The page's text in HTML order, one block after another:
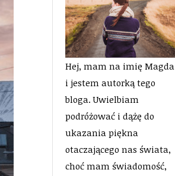
Hej, mam na imię Magda
i jestem autorką tego
bloga. Uwielbiam
podróżować i dążę do
ukazania piękna
otaczającego nas świata,
choć mam świadomość,